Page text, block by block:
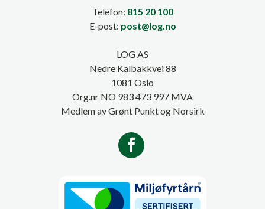
Telefon: 815 20 100
E-post: post@log.no
LOG AS
Nedre Kalbakkvei 88
1081 Oslo
Org.nr NO 983 473 997 MVA
Medlem av Grønt Punkt og Norsirk